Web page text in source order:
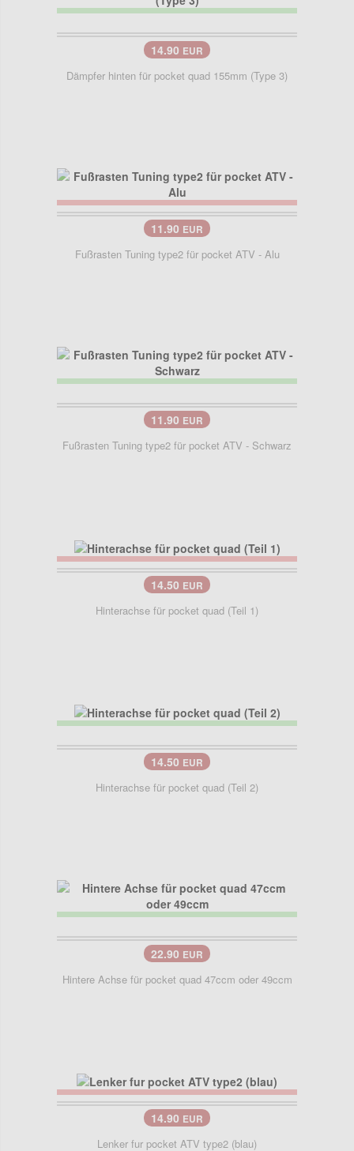
14.90 EUR
Dämpfer hinten für pocket quad 155mm (Type 3)
11.90 EUR
Fußrasten Tuning type2 für pocket ATV - Alu
11.90 EUR
Fußrasten Tuning type2 für pocket ATV - Schwarz
14.50 EUR
Hinterachse für pocket quad (Teil 1)
14.50 EUR
Hinterachse für pocket quad (Teil 2)
22.90 EUR
Hintere Achse für pocket quad 47ccm oder 49ccm
14.90 EUR
Lenker fur pocket ATV type2 (blau)